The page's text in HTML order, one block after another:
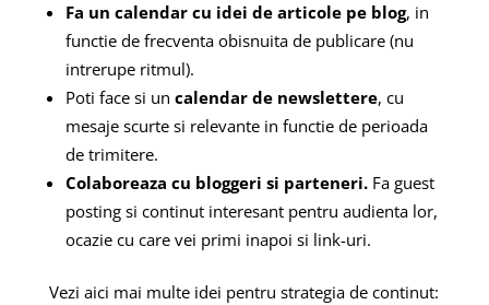
Fa un calendar cu idei de articole pe blog, in
functie de frecventa obisnuita de publicare (nu
intrerupe ritmul).
Poti face si un calendar de newslettere, cu
mesaje scurte si relevante in functie de perioada
de trimitere.
Colaboreaza cu bloggeri si parteneri.Fa guest
posting si continut interesant pentru audienta lor,
ocazie cu care vei primi inapoi si link-uri.
Vezi aici mai multe idei pentru strategia de continut: